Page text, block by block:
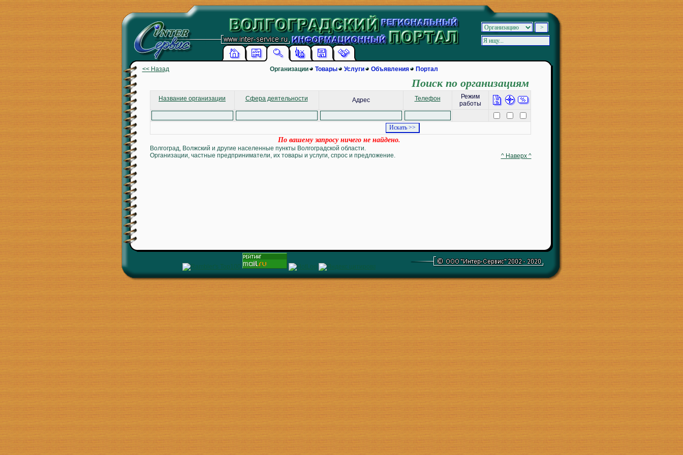
<< Назад Организации Товары Услуги Объявления Портал
Поиск по организациям
Название организации Сфера деятельности Адрес Телефон
Режим
работы
По вашему запросу ничего не найдено.
Волгоград, Волжский и другие населенные пункты Волгоградской области.
Организации, частные предприниматели, их товары и услуги, спрос и предложение.
^ Наверх ^